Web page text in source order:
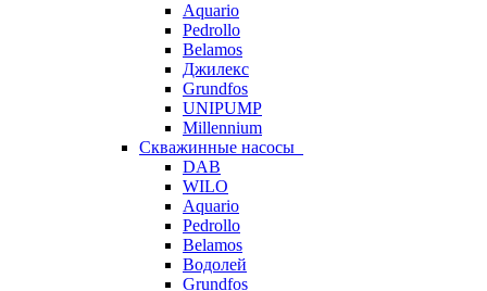
Aquario
Pedrollo
Belamos
Джилекс
Grundfos
UNIPUMP
Millennium
Скважинные насосы
DAB
WILO
Aquario
Pedrollo
Belamos
Водолей
Grundfos